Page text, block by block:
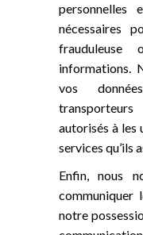
personnelles
nécessaires
informations.
vos
autorisés à les
services qu’ils
Enfin, nous
communiquer
notre